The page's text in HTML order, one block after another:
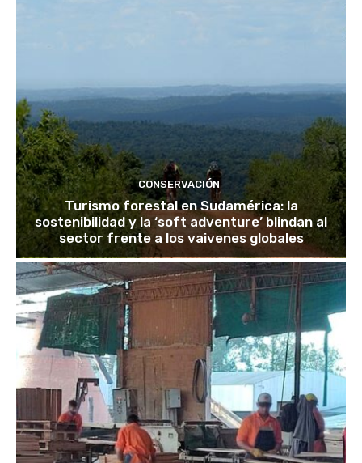
CONSERVACIÓN
Turismo forestal en Sudamérica: la
sostenibilidad y la ‘soft adventure’ blindan al
sector frente a los vaivenes globales